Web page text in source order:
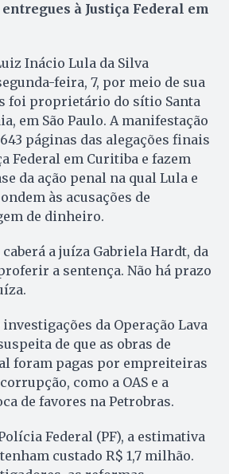
à Justiça Federal em
Inácio Lula da Silva
feira, 7, por meio de sua
foi proprietário do sítio Santa
em São Paulo. A manifestação
páginas das alegações finais
Federal em Curitiba e fazem
da ação penal na qual Lula e
às acusações de
de dinheiro.
a juíza Gabriela Hardt, da
a sentença. Não há prazo
da Operação Lava
de que as obras de
foram pagas por empreiteiras
como a OAS e a
de favores na Petrobras.
Federal (PF), a estimativa
custado R$ 1,7 milhão.